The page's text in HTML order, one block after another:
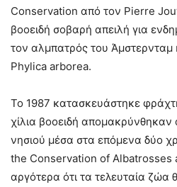
Conservation από τον Pierre
βοοειδή σοβαρή απειλή για
τον αλμπατρός του Άμστερνταμ
Phylica arborea.
Το 1987 κατασκευάστηκε
χίλια βοοειδή απομακρύνθηκαν
νησιού μέσα στα επόμενα δύο
the Conservation of Albatrosses
αργότερα ότι τα τελευταία